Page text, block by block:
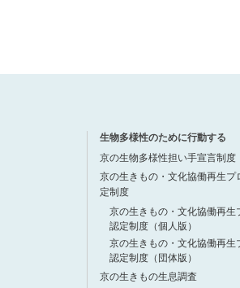
生物多様性のために行動する
京の生物多様性担い手宣言制度
京の生きもの・文化協働再生プ
定制度
京の生きもの・文化協働再生
認定制度（個人版）
京の生きもの・文化協働再生
認定制度（団体版）
京の生きもの生息調査